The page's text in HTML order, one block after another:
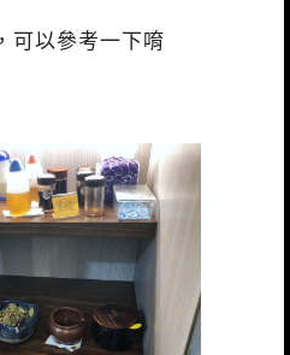
可以參考一下唷